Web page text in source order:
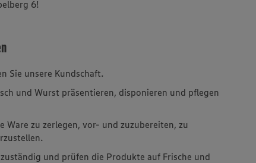
6!
Sie unsere Kundschaft.
und Wurst präsentieren, disponieren und pflegen
Ware zu zerlegen, vor- und zuzubereiten, zu
und prüfen die Produkte auf Frische und